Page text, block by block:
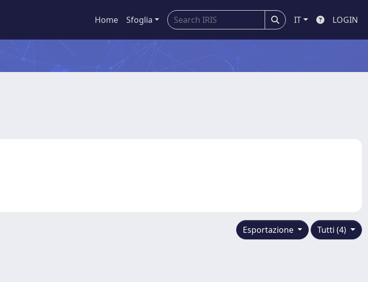
Home Sfoglia IT LOGIN
Tutti (4)
Esportazione